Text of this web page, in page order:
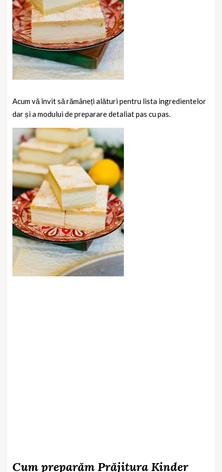
Acum vă invit să rămâneți alături pentru lista ingredientelor
dar și a modului de preparare detaliat pas cu pas.
Cum preparăm Prăjitura Kinder